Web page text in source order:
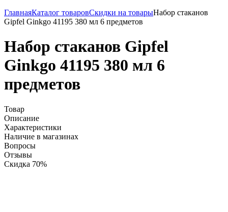
ГлавнаяКаталог товаровСкидки на товарыНабор стаканов
Gipfel Ginkgo 41195 380 мл 6 предметов
Набор стаканов Gipfel
Ginkgo 41195 380 мл 6
предметов
Товар
Описание
Характеристики
Наличие в магазинах
Вопросы
Отзывы
Скидка 70%